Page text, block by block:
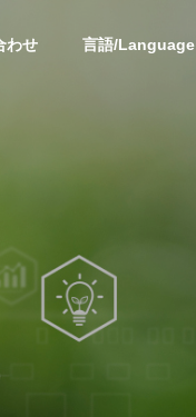
わせ 言語/Language